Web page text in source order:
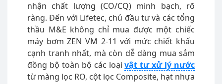
nhận chất lượng (CO/CQ) minh bạch, rõ
ràng. Đến với Lifetec, chủ đầu tư và các tổng
thầu M&E không chỉ mua được một chiếc
máy bơm ZEN VM 2-11 với mức chiết khấu
cạnh tranh nhất, mà còn dễ dàng mua sắm
đồng bộ toàn bộ các loạivật tư xử lý nước
từ màng lọc RO, cột lọc Composite, hạt nhựa